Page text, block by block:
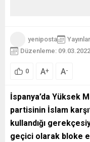
yeniposta
Düzenleme:
0 A+ A-
İspanya’da Yüksek
partisinin İslam
kullandığı
geçici olarak bloke